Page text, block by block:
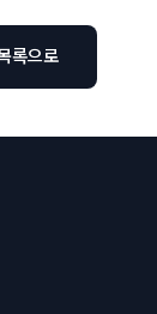
록으로